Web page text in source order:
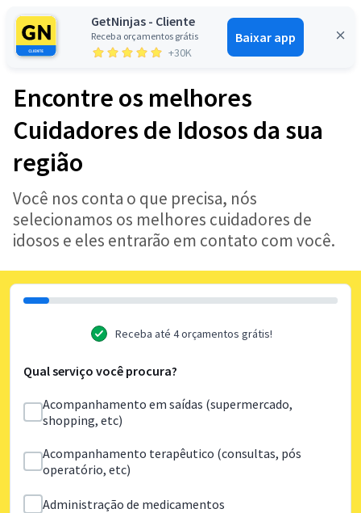
GetNinjas - Cliente
Receba orçamentos grátis
+30K
Baixar app
Entrar
Encontre os melhores
Cuidadores de Idosos da sua
região
Você nos conta o que precisa, nós
selecionamos os melhores cuidadores de
idosos e eles entrarão em contato com você.
Receba até 4 orçamentos grátis!
Qual serviço você procura?
Acompanhamento em saídas (supermercado,
shopping, etc)
Acompanhamento terapêutico (consultas, pós
operatório, etc)
Administração de medicamentos